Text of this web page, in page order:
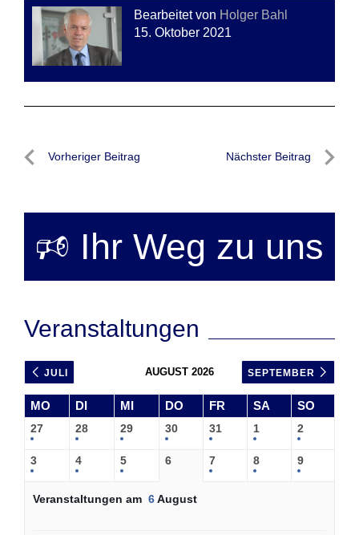
Bearbeitet von Holger Bahl
15. Oktober 2021
Beitragsnavigation
Vorheriger Beitrag Nächster Beitrag
🕫 Ihr Weg zu uns
Veranstaltungen
JULI AUGUST 2026 SEPTEMBER
MO DI MI DO FR SA SO
27 28 29 30 31 1 2
3 4 5 6 7 8 9
Veranstaltungen am 6August